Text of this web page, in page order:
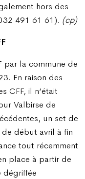
hors des
491 61 61). (cp)
par la commune de
En raison des
CFF, il n’était
Valbirse de
un set de
début avril à fin
tout récemment
place à partir de
dégriffée